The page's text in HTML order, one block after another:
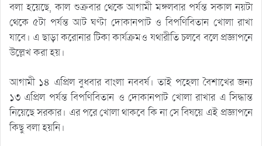
বলা হয়েছে, কাল শুক্রবার থেকে আগামী মঙ্গলবার পর্যন্ত সকাল নয়টা
থেকে ৫টা পর্যন্ত আট ঘণ্টা দোকানপাট ও বিপণিবিতান খোলা রাখা
যাবে। এ ছাড়া করোনার টিকা কার্যক্রমও যথারীতি চলবে বলে প্রজ্ঞাপনে
উল্লেখ করা হয়।
আগামী ১৪ এপ্রিল বুধবার বাংলা নববর্ষ। তাই পহেলা বৈশাখের জন্য
১৩ এপ্রিল পর্যন্ত বিপণিবিতান ও দোকানপাট খোলা রাখার এ সিদ্ধান্ত
নিয়েছে সরকার। এর পরে খোলা থাকবে কি না সে বিষয়ে এই প্রজ্ঞাপনে
কিছু বলা হয়নি।